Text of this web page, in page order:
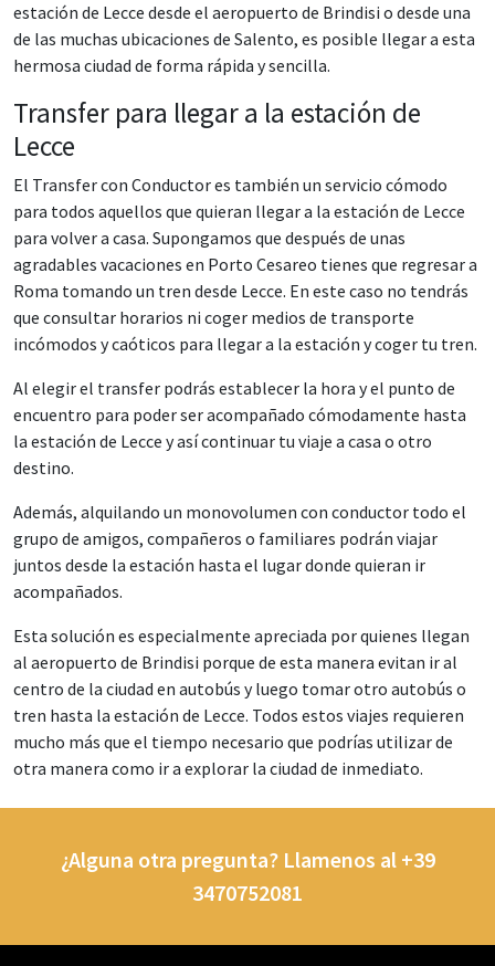
estación de Lecce desde el aeropuerto de Brindisi o desde una
de las muchas ubicaciones de Salento, es posible llegar a esta
hermosa ciudad de forma rápida y sencilla.
Transfer para llegar a la estación de
Lecce
El Transfer con Conductor es también un servicio cómodo
para todos aquellos que quieran llegar a la estación de Lecce
para volver a casa. Supongamos que después de unas
agradables vacaciones en Porto Cesareo tienes que regresar a
Roma tomando un tren desde Lecce. En este caso no tendrás
que consultar horarios ni coger medios de transporte
incómodos y caóticos para llegar a la estación y coger tu tren.
Al elegir el transfer podrás establecer la hora y el punto de
encuentro para poder ser acompañado cómodamente hasta
la estación de Lecce y así continuar tu viaje a casa o otro
destino.
Además, alquilando un monovolumen con conductor todo el
grupo de amigos, compañeros o familiares podrán viajar
juntos desde la estación hasta el lugar donde quieran ir
acompañados.
Esta solución es especialmente apreciada por quienes llegan
al aeropuerto de Brindisi porque de esta manera evitan ir al
centro de la ciudad en autobús y luego tomar otro autobús o
tren hasta la estación de Lecce. Todos estos viajes requieren
mucho más que el tiempo necesario que podrías utilizar de
otra manera como ir a explorar la ciudad de inmediato.
¿Alguna otra pregunta? Llamenos al +39
3470752081